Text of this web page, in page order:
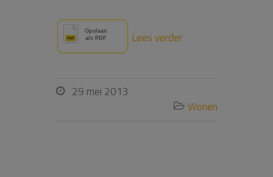
Lees verder
 29 mei 2013
 Wonen